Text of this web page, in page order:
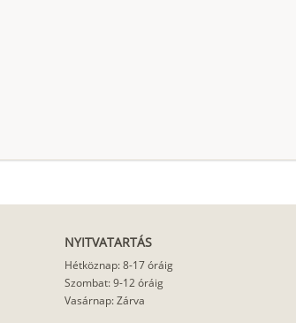
NYITVATARTÁS
Hétköznap: 8-17 óráig
Szombat: 9-12 óráig
Vasárnap: Zárva